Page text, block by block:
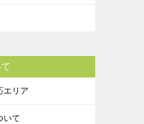
エリア
いて